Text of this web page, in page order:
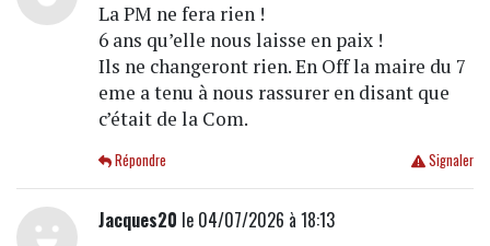
La PM ne fera rien !
6 ans qu’elle nous laisse en paix !
Ils ne changeront rien. En Off la maire du 7
eme a tenu à nous rassurer en disant que
c’était de la Com.
Signaler
Répondre
Jacques20 le 04/07/2026 à 18:13